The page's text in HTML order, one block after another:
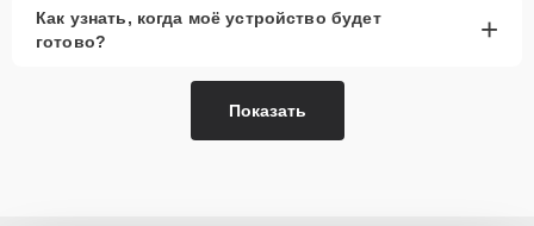
Как узнать, когда моё устройство будет
готово?
+
Показать